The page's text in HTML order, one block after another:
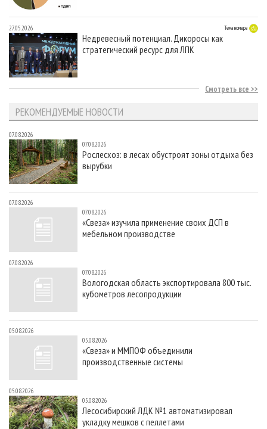
27.05.2026 Тема номера
Недревесный потенциал. Дикоросы как
стратегический ресурс для ЛПК
Смотреть все
РЕКОМЕНДУЕМЫЕ НОВОСТИ
07.08.2026
07.08.2026
Рослесхоз: в лесах обустроят зоны отдыха без
вырубки
07.08.2026
07.08.2026
«Свеза» изучила применение своих ДСП в
мебельном производстве
07.08.2026
07.08.2026
Вологодская область экспортировала 800 тыс.
кубометров лесопродукции
05.08.2026
05.08.2026
«Свеза» и ММПОФ объединили
производственные системы
05.08.2026
05.08.2026
Лесосибирский ЛДК №1 автоматизировал
укладку мешков с пеллетами